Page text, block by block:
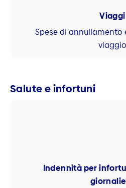
Viaggi
Spese di annullamento
viaggio
Salute e infortuni
Indennità per